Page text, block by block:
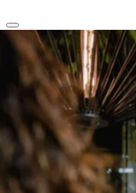
clear
arrow_back_ios_new
favorite
share